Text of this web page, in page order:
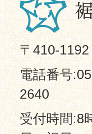
〒410-
電話番号
2640
受付時間:8